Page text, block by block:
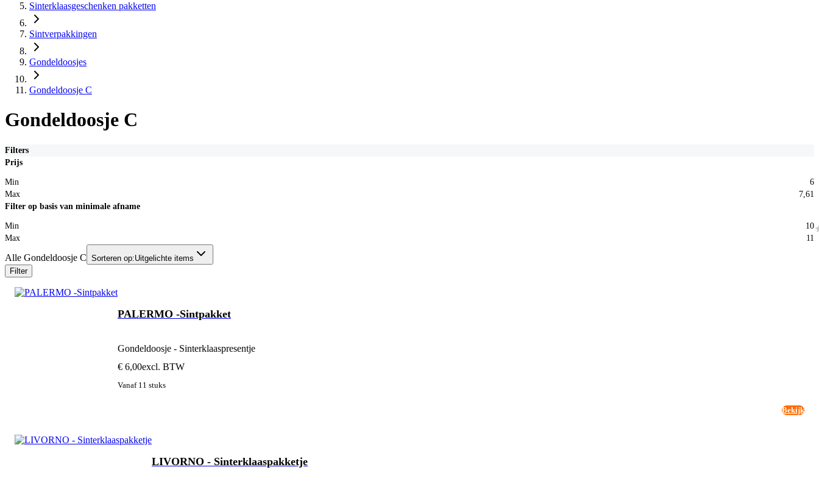
Sinterklaasgeschenken pakketten
Sintverpakkingen
Gondeldoosjes
Gondeldoosje C
Gondeldoosje C
Filters
Prijs
Min
6
Max
7,61
Filter op basis van minimale afname
Min
10
Max
11
Alle Gondeldoosje C Sorteren op:Uitgelichte items
Filter
PALERMO -Sintpakket
Gondeldoosje - Sinterklaaspresentje
€ 6,00excl. BTW
Vanaf 11 stuks
Bekijk
LIVORNO - Sinterklaaspakketje